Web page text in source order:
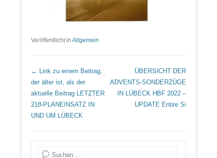
Veröffentlicht in Allgemein
Beitrags Übersicht
← Link zu einem Beitrag,
der älter ist, als der
aktuelle Beitrag LETZTER
218-PLANEINSATZ IN
UND UM LÜBECK
ÜBERSICHT DER
ADVENTS-SONDERZÜGE
IN LÜBECK HBF 2022 –
UPDATE Entire Si
Suche